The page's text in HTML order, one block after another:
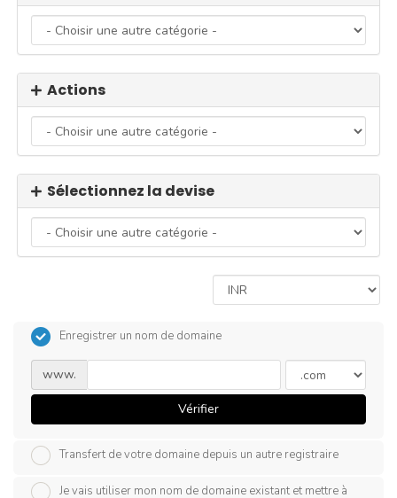
Actions
Sélectionnez la devise
Enregistrer un nom de domaine
www.
Vérifier
Transfert de votre domaine depuis un autre registraire
Je vais utiliser mon nom de domaine existant et mettre à